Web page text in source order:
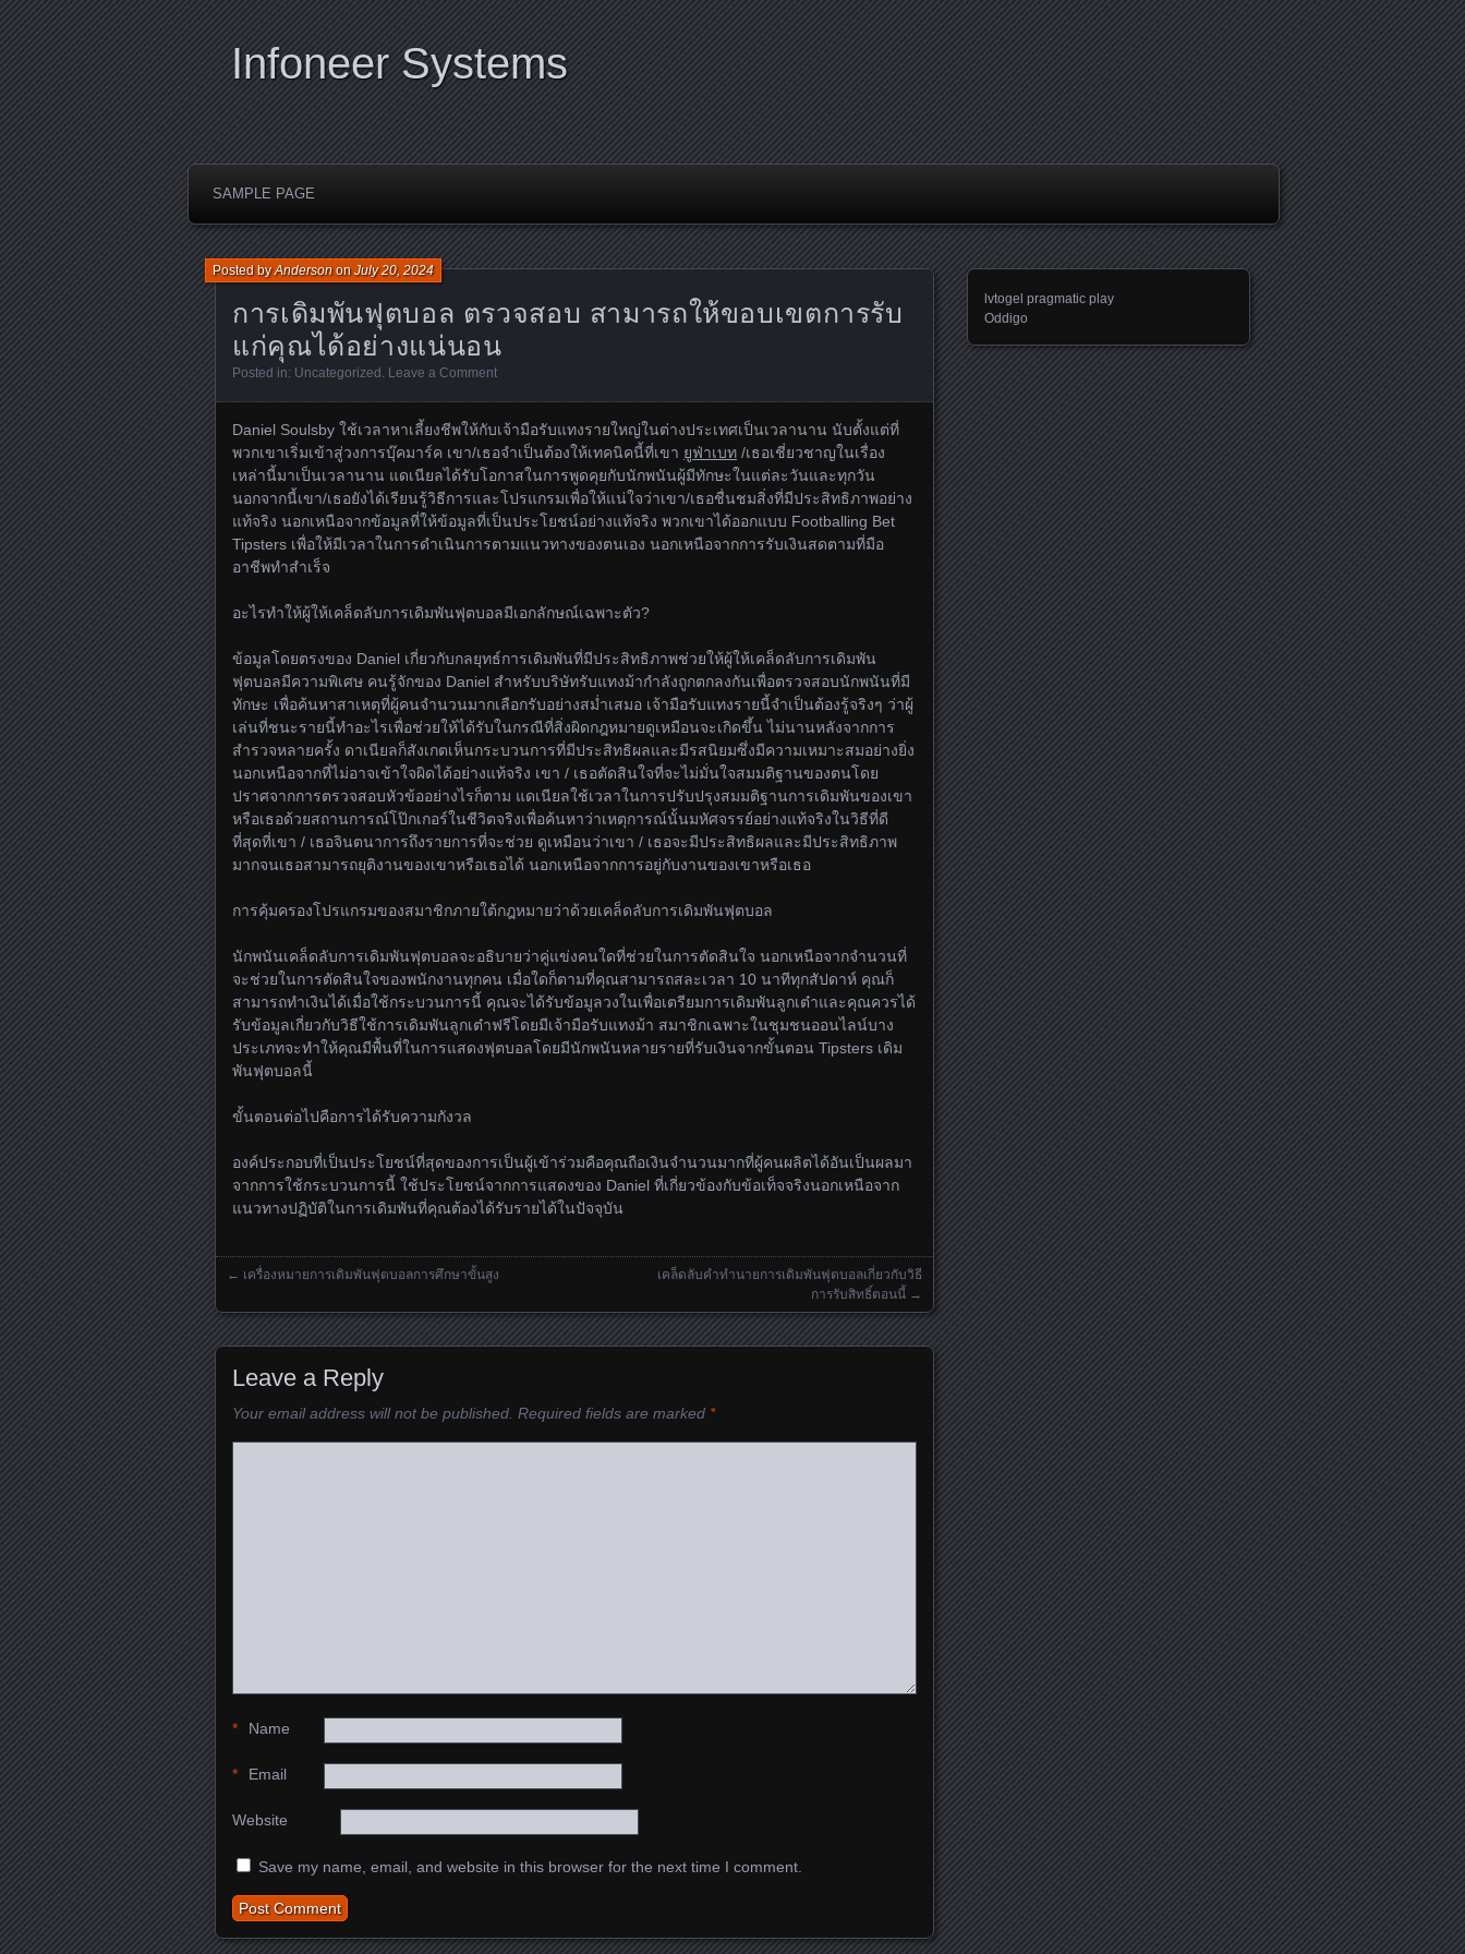
Infoneer Systems
SAMPLE PAGE
การเดิมพันฟุตบอล ตรวจสอบ สามารถให้ขอบเขตการรับ
แก่คุณได้อย่างแน่นอน
Posted byAndersononJuly 20, 2024
Posted in: Uncategorized . Leave a Comment
Daniel Soulsby ใช้เวลาหาเลี้ยงชีพให้กับเจ้ามือรับแทงรายใหญ่ในต่างประเทศเป็นเวลานาน นับตั้งแต่ที่
พวกเขาเริ่มเข้าสู่วงการบุ๊คมาร์ค เขา/เธอจำเป็นต้องให้เทคนิคนี้ที่เขา ยูฟ่าเบท /เธอเชี่ยวชาญในเรื่อง
เหล่านี้มาเป็นเวลานาน แดเนียลได้รับโอกาสในการพูดคุยกับนักพนันผู้มีทักษะในแต่ละวันและทุกวัน
นอกจากนี้เขา/เธอยังได้เรียนรู้วิธีการและโปรแกรมเพื่อให้แน่ใจว่าเขา/เธอชื่นชมสิ่งที่มีประสิทธิภาพอย่าง
แท้จริง นอกเหนือจากข้อมูลที่ให้ข้อมูลที่เป็นประโยชน์อย่างแท้จริง พวกเขาได้ออกแบบ Footballing Bet
Tipsters เพื่อให้มีเวลาในการดำเนินการตามแนวทางของตนเอง นอกเหนือจากการรับเงินสดตามที่มือ
อาชีพทำสำเร็จ
อะไรทำให้ผู้ให้เคล็ดลับการเดิมพันฟุตบอลมีเอกลักษณ์เฉพาะตัว?
ข้อมูลโดยตรงของ Daniel เกี่ยวกับกลยุทธ์การเดิมพันที่มีประสิทธิภาพช่วยให้ผู้ให้เคล็ดลับการเดิมพัน
ฟุตบอลมีความพิเศษ คนรู้จักของ Daniel สำหรับบริษัทรับแทงม้ากำลังถูกตกลงกันเพื่อตรวจสอบนักพนันที่มี
ทักษะ เพื่อค้นหาสาเหตุที่ผู้คนจำนวนมากเลือกรับอย่างสม่ำเสมอ เจ้ามือรับแทงรายนี้จำเป็นต้องรู้จริงๆ ว่าผู้
เล่นที่ชนะรายนี้ทำอะไรเพื่อช่วยให้ได้รับในกรณีที่สิ่งผิดกฎหมายดูเหมือนจะเกิดขึ้น ไม่นานหลังจากการ
สำรวจหลายครั้ง ดาเนียลก็สังเกตเห็นกระบวนการที่มีประสิทธิผลและมีรสนิยมซึ่งมีความเหมาะสมอย่างยิ่ง
นอกเหนือจากที่ไม่อาจเข้าใจผิดได้อย่างแท้จริง เขา / เธอตัดสินใจที่จะไม่มั่นใจสมมติฐานของตนโดย
ปราศจากการตรวจสอบหัวข้ออย่างไรก็ตาม แดเนียลใช้เวลาในการปรับปรุงสมมติฐานการเดิมพันของเขา
หรือเธอด้วยสถานการณ์โป๊กเกอร์ในชีวิตจริงเพื่อค้นหาว่าเหตุการณ์นั้นมหัศจรรย์อย่างแท้จริงในวิธีที่ดี
ที่สุดที่เขา / เธอจินตนาการถึงรายการที่จะช่วย ดูเหมือนว่าเขา / เธอจะมีประสิทธิผลและมีประสิทธิภาพ
มากจนเธอสามารถยุติงานของเขาหรือเธอได้ นอกเหนือจากการอยู่กับงานของเขาหรือเธอ
การคุ้มครองโปรแกรมของสมาชิกภายใต้กฎหมายว่าด้วยเคล็ดลับการเดิมพันฟุตบอล
นักพนันเคล็ดลับการเดิมพันฟุตบอลจะอธิบายว่าคู่แข่งคนใดที่ช่วยในการตัดสินใจ นอกเหนือจากจำนวนที่
จะช่วยในการตัดสินใจของพนักงานทุกคน เมื่อใดก็ตามที่คุณสามารถสละเวลา 10 นาทีทุกสัปดาห์ คุณก็
สามารถทำเงินได้เมื่อใช้กระบวนการนี้ คุณจะได้รับข้อมูลวงในเพื่อเตรียมการเดิมพันลูกเต๋าและคุณควรได้
รับข้อมูลเกี่ยวกับวิธีใช้การเดิมพันลูกเต๋าฟรีโดยมีเจ้ามือรับแทงม้า สมาชิกเฉพาะในชุมชนออนไลน์บาง
ประเภทจะทำให้คุณมีพื้นที่ในการแสดงฟุตบอลโดยมีนักพนันหลายรายที่รับเงินจากขั้นตอน Tipsters เดิม
พันฟุตบอลนี้
ขั้นตอนต่อไปคือการได้รับความกังวล
องค์ประกอบที่เป็นประโยชน์ที่สุดของการเป็นผู้เข้าร่วมคือคุณถือเงินจำนวนมากที่ผู้คนผลิตได้อันเป็นผลมา
จากการใช้กระบวนการนี้ ใช้ประโยชน์จากการแสดงของ Daniel ที่เกี่ยวข้องกับข้อเท็จจริงนอกเหนือจาก
แนวทางปฏิบัติในการเดิมพันที่คุณต้องได้รับรายได้ในปัจจุบัน
← เครื่องหมายการเดิมพันฟุตบอลการศึกษาขั้นสูง
เคล็ดลับคำทำนายการเดิมพันฟุตบอลเกี่ยวกับวิธี
การรับสิทธิ์ตอนนี้ →
Leave a Reply
Your email address will not be published. Required fields are marked *
Name
*
Email
*
Website
Save my name, email, and website in this browser for the next time I comment.
lvtogel pragmatic play
Oddigo